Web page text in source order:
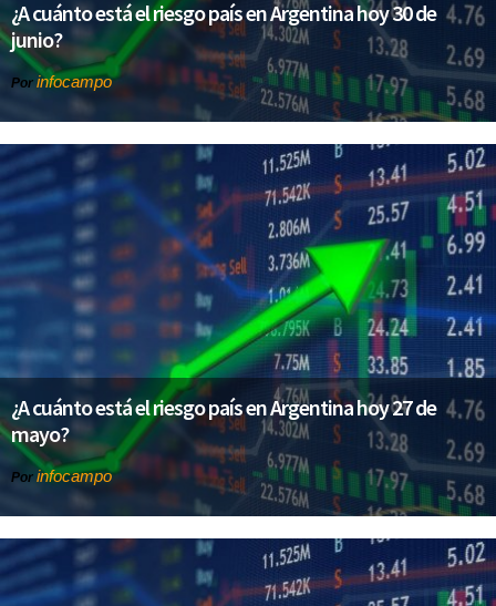
¿A cuánto está el riesgo país en Argentina hoy 30 de
junio?
Por infocampo
¿A cuánto está el riesgo país en Argentina hoy 27 de
mayo?
Por infocampo